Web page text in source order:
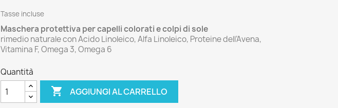
Tasse incluse
Maschera protettiva per capelli colorati e colpi di sole
rimedio naturale con Acido Linoleico, Alfa Linoleico, Proteine dell’Avena,
Vitamina F, Omega 3, Omega 6
Quantità
 AGGIUNGI AL CARRELLO